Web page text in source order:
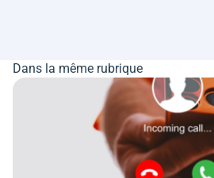
Dans la même rubrique